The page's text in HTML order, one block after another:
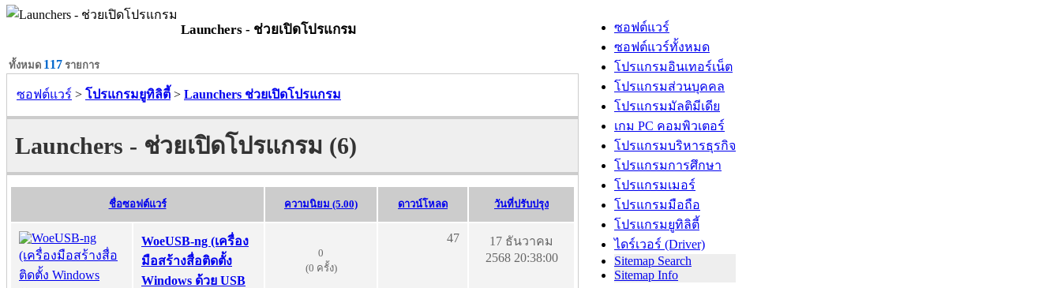
Launchers - ช่วยเปิดโปรแกรม
ทั้งหมด 117 รายการ
ซอฟต์แวร์ > โปรแกรมยูทิลิตี้ > Launchers ช่วยเปิดโปรแกรม
Launchers - ช่วยเปิดโปรแกรม (6)
ชื่อซอฟต์แวร์ ความนิยม (5.00) ดาวน์โหลด วันที่ปรับปรุง
WoeUSB-ng (เครื่อง
มือสร้างสื่อติดตั้ง
Windows ด้วย USB
0
(0 ครั้ง)
47
17 ธันวาคม
2568 20:38:00
ซอฟต์แวร์
ซอฟต์แวร์ทั้งหมด
โปรแกรมอินเทอร์เน็ต
โปรแกรมส่วนบุคคล
โปรแกรมมัลติมีเดีย
เกม PC คอมพิวเตอร์
โปรแกรมบริหารธุรกิจ
โปรแกรมการศึกษา
โปรแกรมเมอร์
โปรแกรมมือถือ
โปรแกรมยูทิลิตี้
ไดร์เวอร์ (Driver)
Sitemap Search
Sitemap Info